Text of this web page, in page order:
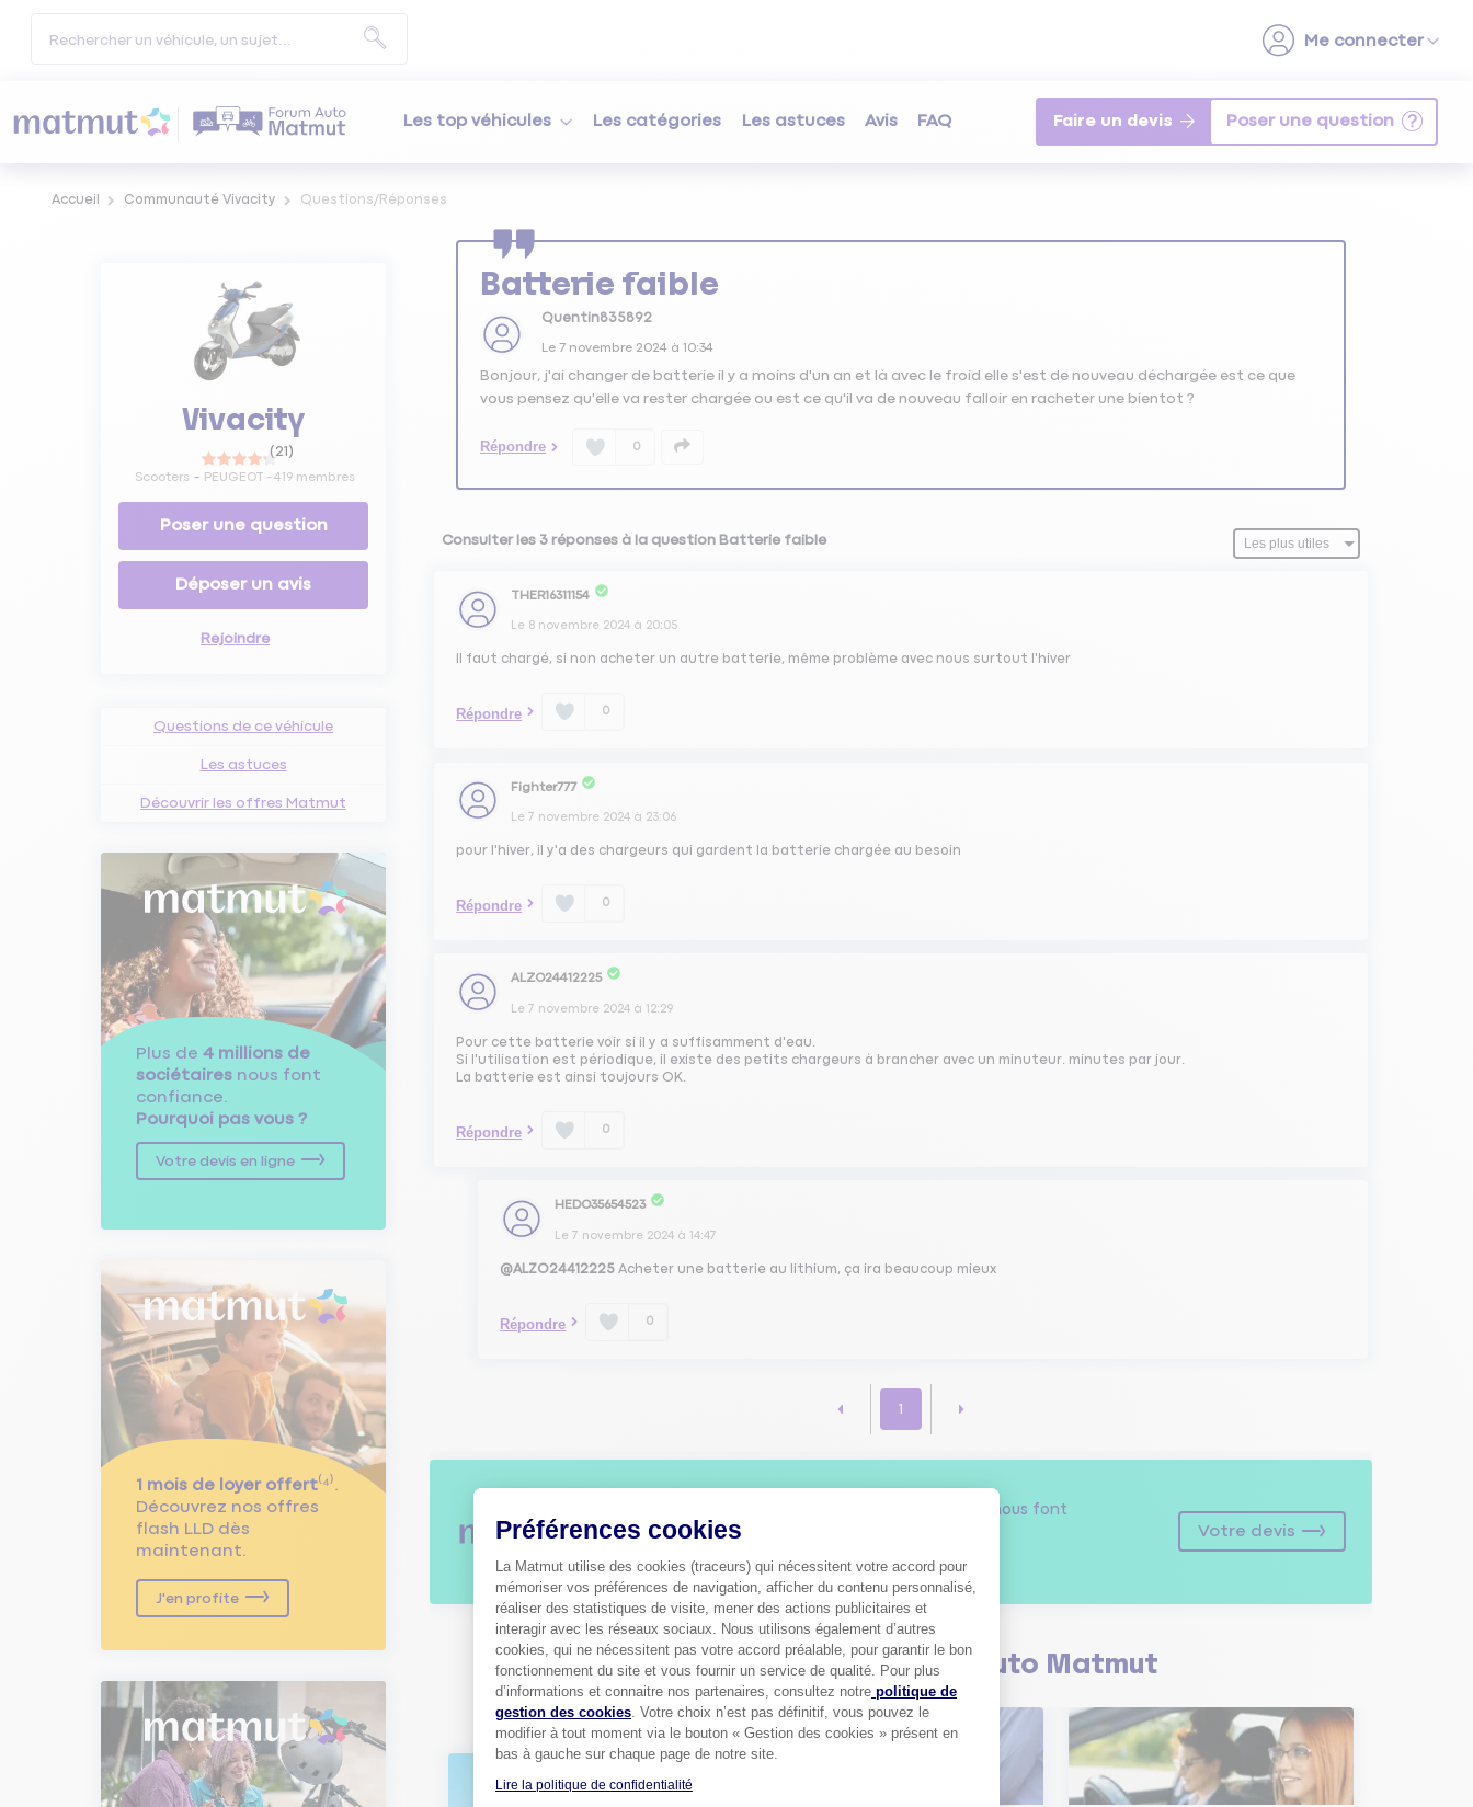
Les top véhicules Les catégories Les astuces Avis FAQ Faire un devis
Accueil Communauté Vivacity Questions/Réponses
Vivacity
(21)
Scooters PEUGEOT - 419membres
Poser une question
Déposer un avis
Rejoindre
Questions de ce véhicule
Les astuces
Découvrir les offres Matmut
Plus de 4 millions de
sociétaires nous font
confiance.
Pourquoi pas vous ?
Votre devis en ligne
1 mois de loyer offert⁽⁴⁾.
Découvrez nos offres
flash LLD dès
maintenant.
J'en profite
Batterie faible
Quentin835892
Le 7 novembre 2024à 10:34
Bonjour, j'ai changer de batterie il y a moins d'un an et là avec le froid elle s'est de nouveau déchargée est ce que
vous pensez qu'elle va rester chargée ou est ce qu'il va de nouveau falloir en racheter une bientot ?
Répondre 0
Consulter les 3 réponses à la question Batterie faible
THER16311154
Le 8 novembre 2024 à 20:05
Il faut chargé, si non acheter un autre batterie, même problème avec nous surtout l'hiver
Répondre 0
Fighter777
Le7 novembre 2024 à 23:06
pour l'hiver, il y'a des chargeurs qui gardent la batterie chargée au besoin
Répondre 0
ALZO24412225
Le7 novembre 2024 à 12:29
Pour cette batterie voir si il y a suffisamment d'eau.
Si l'utilisation est périodique, il existe des petits chargeurs à brancher avec un minuteur. minutes par jour.
La batterie est ainsi toujours OK.
Répondre 0
HEDO35654523
Le7 novembre 2024 à 14:47
@ALZO24412225Acheter une batterie au lithium, ça ira beaucoup mieux
Répondre 0
1
nous font
Votre devis
Découvrez lesconseilsAuto Matmut
Préférences cookies
La Matmut utilise des cookies (traceurs) qui nécessitent votre accord pour
mémoriser vos préférences de navigation, afficher du contenu personnalisé,
réaliser des statistiques de visite, mener des actions publicitaires et
interagir avec les réseaux sociaux. Nous utilisons également d’autres
cookies, qui ne nécessitent pas votre accord préalable, pour garantir le bon
fonctionnement du site et vous fournir un service de qualité. Pour plus
d’informations et connaitre nos partenaires, consultez notre politique de
gestion des cookies. Votre choix n’est pas définitif, vous pouvez le
modifier à tout moment via le bouton « Gestion des cookies » présent en
bas à gauche sur chaque page de notre site.
Lire la politique de confidentialité
Axeptio consent